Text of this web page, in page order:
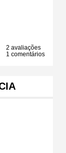
2 avaliações
1 comentários